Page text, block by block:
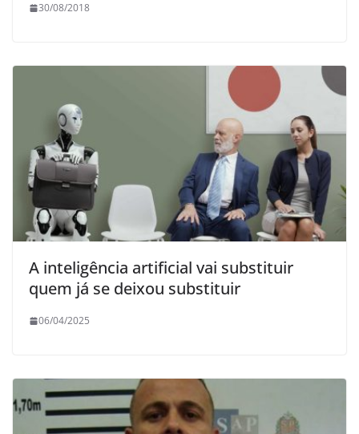
30/08/2018
A inteligência artificial vai substituir
quem já se deixou substituir
06/04/2025